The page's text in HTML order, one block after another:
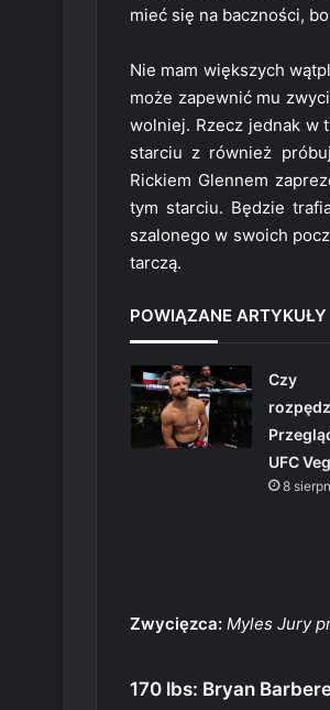
mieć się na baczności,
Nie mam większych
może zapewnić mu
wolniej. Rzecz jednak w
starciu z również
Rickiem Glennem
tym starciu. Będzie
szalonego w swoich
tarczą.
POWIĄZANE ARTYKUŁY
Czy
UFC
8
Zwycięzca: Myles Jury
170 lbs: Bryan